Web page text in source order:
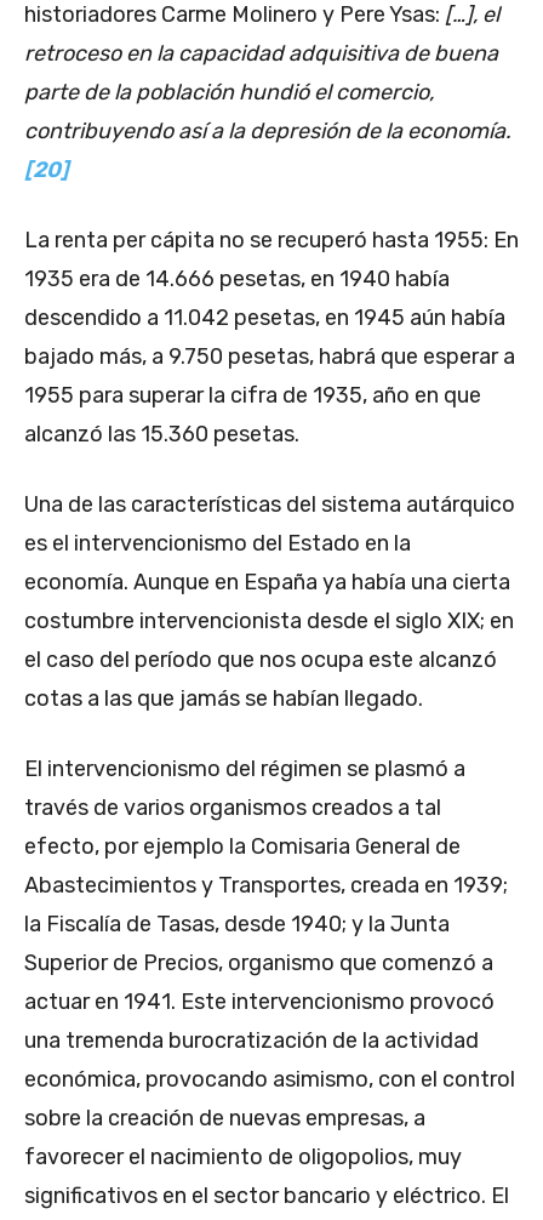
historiadores Carme Molinero y Pere Ysas: […], el
retroceso en la capacidad adquisitiva de buena
parte de la población hundió el comercio,
contribuyendo así a la depresión de la economía.
[20]
La renta per cápita no se recuperó hasta 1955: En
1935 era de 14.666 pesetas, en 1940 había
descendido a 11.042 pesetas, en 1945 aún había
bajado más, a 9.750 pesetas, habrá que esperar a
1955 para superar la cifra de 1935, año en que
alcanzó las 15.360 pesetas.
Una de las características del sistema autárquico
es el intervencionismo del Estado en la
economía. Aunque en España ya había una cierta
costumbre intervencionista desde el siglo XIX; en
el caso del período que nos ocupa este alcanzó
cotas a las que jamás se habían llegado.
El intervencionismo del régimen se plasmó a
través de varios organismos creados a tal
efecto, por ejemplo la Comisaria General de
Abastecimientos y Transportes, creada en 1939;
la Fiscalía de Tasas, desde 1940; y la Junta
Superior de Precios, organismo que comenzó a
actuar en 1941. Este intervencionismo provocó
una tremenda burocratización de la actividad
económica, provocando asimismo, con el control
sobre la creación de nuevas empresas, a
favorecer el nacimiento de oligopolios, muy
significativos en el sector bancario y eléctrico. El